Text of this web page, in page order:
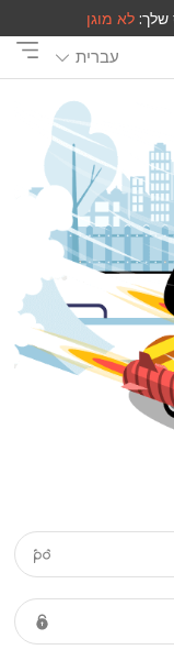
לא מוגן
עברית